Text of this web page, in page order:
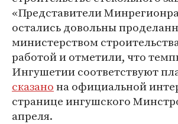
«Представители
остались довольны
министерством
работой и отметили, что
Ингушетии соответствуют
сказанона официальной
странице ингушского
апреля.